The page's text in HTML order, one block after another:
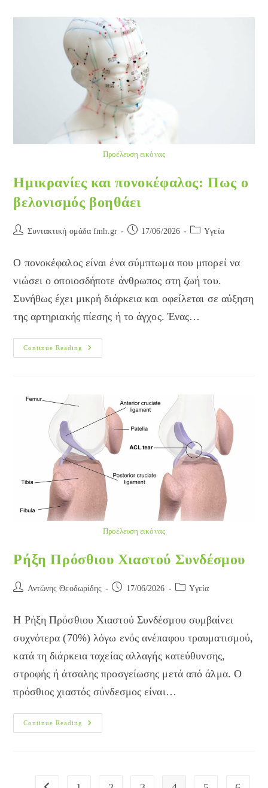
Προέλευση εικόνας
Ημικρανίες και πονοκέφαλος: Πως ο
βελονισμός βοηθάει
Post Συντακτική ομάδα fmh.gr
Post 17/06/2026
PostYγεία
Ο πονοκέφαλος είναι ένα σύμπτωμα που μπορεί να
νιώσει ο οποιοσδήποτε άνθρωπος στη ζωή του.
Συνήθως έχει μικρή διάρκεια και οφείλεται σε αύξηση
της αρτηριακής πίεσης ή το άγχος. Ένας…
Continue Reading
Ημικρανίες
Και
Προέλευση εικόνας
Ρήξη Πρόσθιου Χιαστού Συνδέσμου
Post Αντώνης Θεοδωρίδης
Post 17/06/2026
PostYγεία
Η Ρήξη Πρόσθιου Χιαστού Συνδέσμου συμβαίνει
συχνότερα (70%) λόγω ενός ανέπαφου τραυματισμού,
κατά τη διάρκεια ταχείας αλλαγής κατεύθυνσης,
στροφής ή άτσαλης προσγείωσης μετά από άλμα. Ο
πρόσθιος χιαστός σύνδεσμος είναι…
Continue Reading
Ρήξη
Πρόσθιου